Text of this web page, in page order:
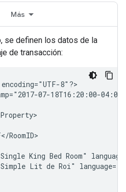
Más
se definen los datos de la
de transacción:
encoding="UTF-8"?>
07-18T16:20:00-04:00"
King Bed Room"
Lit de Roi"